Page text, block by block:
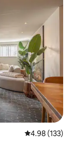
평점 4.98점(5
4.98 (133)